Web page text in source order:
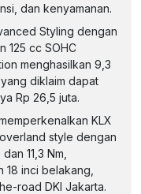
dan kenyamanan.
Styling dengan
125 cc SOHC
menghasilkan 9,3
diklaim dapat
Rp 26,5 juta.
KLX
style dengan
11,3 Nm,
inci belakang,
road DKI Jakarta.